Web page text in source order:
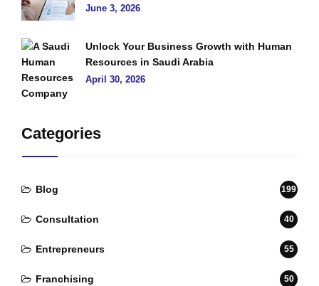
June 3, 2026
Unlock Your Business Growth with Human
Resources in Saudi Arabia
April 30, 2026
Categories
Blog 199
Consultation 40
Entrepreneurs 55
Franchising 50